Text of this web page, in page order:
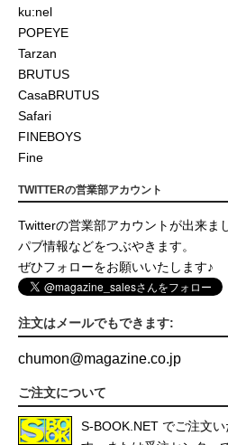
ku:nel
POPEYE
Tarzan
BRUTUS
CasaBRUTUS
Safari
FINEBOYS
Fine
TWITTERの営業部アカウント
Twitterの営業部アカウントが出来ま
パブ情報などをつぶやきます。
ぜひフォローをお願いいたします♪
注文はメールでもできます:
chumon@magazine.co.jp
ご注文について
S-BOOK.NET でご注文い